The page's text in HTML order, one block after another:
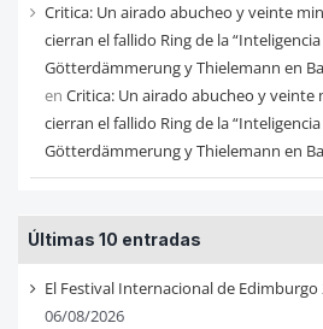
Critica: Un airado abucheo y veinte
cierran el fallido Ring de la
Götterdämmerung y Thielemann en
en Critica: Un airado abucheo y veinte
cierran el fallido Ring de la
Götterdämmerung y Thielemann en
Últimas 10 entradas
El Festival Internacional de Edimburgo
06/08/2026